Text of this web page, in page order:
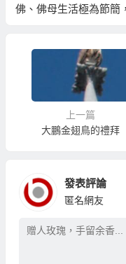
佛、佛母生活極為節簡
上一篇
大鵬金翅鳥的禮拜
發表評論
匿名網友